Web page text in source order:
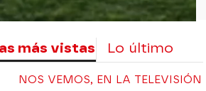
más vistas Lo último
NOS VEMOS, EN LA TELEVISIÓN